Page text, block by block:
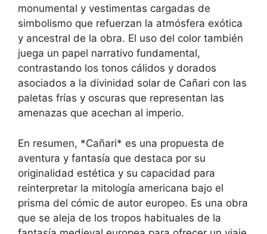
monumental y vestimentas cargadas de
simbolismo que refuerzan la atmósfera exótica
y ancestral de la obra. El uso del color también
juega un papel narrativo fundamental,
contrastando los tonos cálidos y dorados
asociados a la divinidad solar de Cañari con las
paletas frías y oscuras que representan las
amenazas que acechan al imperio.
En resumen, *Cañari* es una propuesta de
aventura y fantasía que destaca por su
originalidad estética y su capacidad para
reinterpretar la mitología americana bajo el
prisma del cómic de autor europeo. Es una obra
que se aleja de los tropos habituales de la